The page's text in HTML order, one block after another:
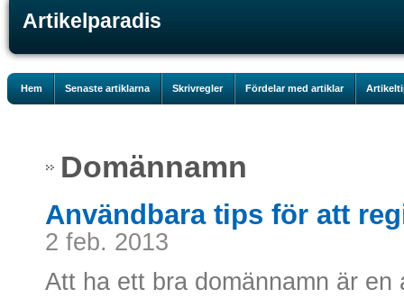
Artikelparadis
Hem Senaste artiklarna Skrivregler Fördelar med artiklar
Domännamn
Användbara tips för att
2 feb. 2013
Att ha ett bra domännamn är